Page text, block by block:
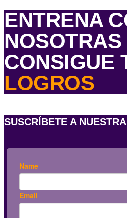
ENTRENA
NOSOTRAS
CONSIGUE
LOGROS
SUSCRÍBETE A